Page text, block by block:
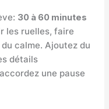
30 à 60 minutes
les ruelles, faire
calme. Ajoutez du
détails
une pause